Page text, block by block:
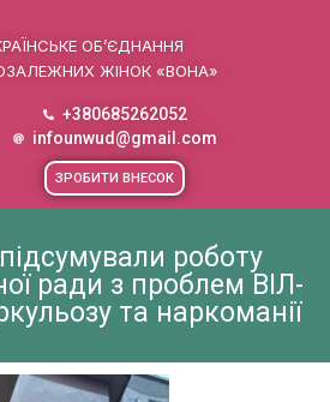
ОБ’ЄДНАННЯ
ЖІНОК «ВОНА»
+380685262052
infounwud@gmail.com
ЗРОБИТИ ВНЕСОК
роботу
ради з проблем ВІЛ-
та наркоманії